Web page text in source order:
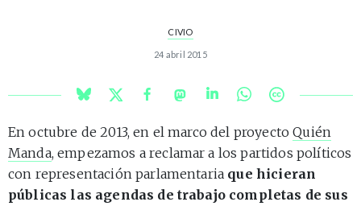
CIVIO
24 abril 2015
En octubre de 2013, en el marco del proyectoQuién
Manda, empezamos a reclamar a los partidos políticos
con representación parlamentaria que hicieran
públicas las agendas de trabajo completas de sus